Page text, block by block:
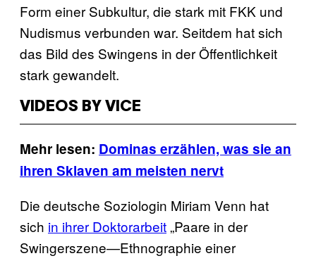
Form einer Subkultur, die stark mit FKK und
Nudismus verbunden war. Seitdem hat sich
das Bild des Swingens in der Öffentlichkeit
stark gewandelt.
VIDEOS BY VICE
Mehr lesen: Dominas erzählen, was sie an
ihren Sklaven am meisten nervt
Die deutsche Soziologin Miriam Venn hat
sich in ihrer Doktorarbeit„Paare in der
Swingerszene—Ethnographie einer